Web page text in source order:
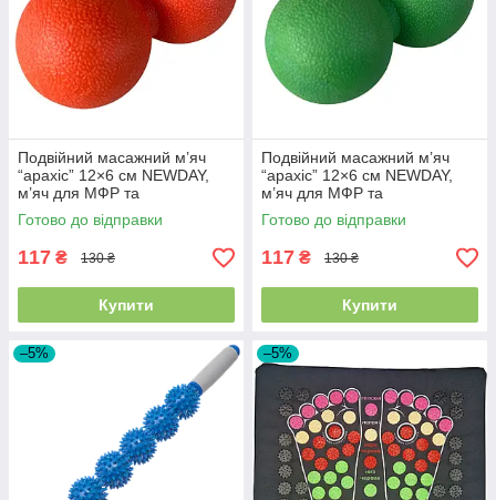
Подвійний масажний м’яч
“арахіс” 12×6 см NEWDAY,
м’яч для МФР та
самомасажу, помаранчевий
SF-9591
Готово до відправки
117 ₴ 130 ₴
Купити
Подвійний масажний м’яч
“арахіс” 12×6 см NEWDAY,
м’яч для МФР та
самомасажу, зелений SF-
9614
Готово до відправки
117 ₴ 130 ₴
Купити
–5% –5%